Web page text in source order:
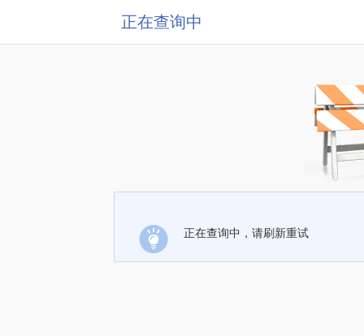
正在查询中
正在查询中，请刷新重试